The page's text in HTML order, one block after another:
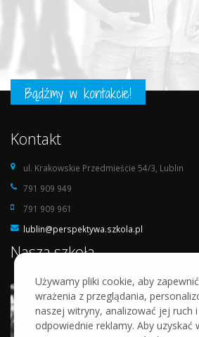
Bądźmy w kontakcie!
Kontakt
ul. Krakowskie Przedmieście 54/3, Lublin
791 909 949
791 909 961
lublin@perspektywa.szkola.pl
Nasza szkoła
Używamy pliki cookie, aby
wrażenia z przeglądania,
naszej witryny, analizować jej ruch
odpowiednie reklamy. Aby uzyskać